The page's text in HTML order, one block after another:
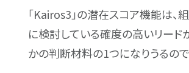
「Kairos3」の潜在スコア機能は、
に検討している確度の高いリード
かの判断材料の1つになりうるので